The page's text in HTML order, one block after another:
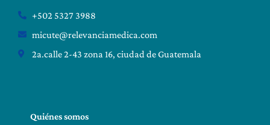
+502 5327 3988
micute@relevanciamedica.com
2a.calle 2-43 zona 16, ciudad de Guatemala
Quiénes somos